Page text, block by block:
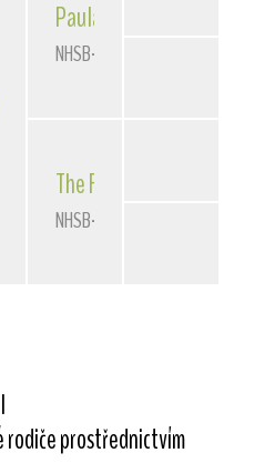
Paulanna Pepper
NHSB-2250777
The Rascals
NHSB-2076652
prostřednictvím